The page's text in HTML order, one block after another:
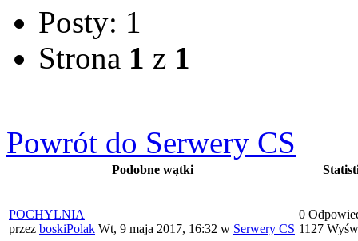
Posty: 1
Strona 1 z 1
Powrót do Serwery CS
Podobne wątki
POCHYLNIA
przez boskiPolak Wt, 9 maja 2017, 16:32 w Serwery CS
0
1127